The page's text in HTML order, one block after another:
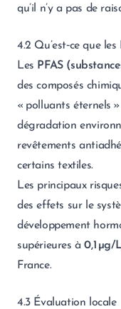
qu’il n’y a pas de
4.2 Qu’est‑ce que les
Les PFAS
des composés
« polluants éternels
dégradation
revêtements
certains textiles.
Les principaux
des effets sur le
développement
supérieures à0,1 µg/
France.
4.3 Évaluation locale